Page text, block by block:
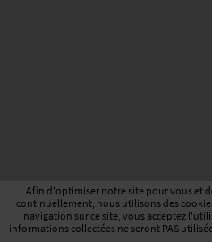
Afin d'optimiser notre site pour vous et
continuellement, nous utilisons des
navigation sur ce site, vous acceptez
informations collectées ne seront PAS